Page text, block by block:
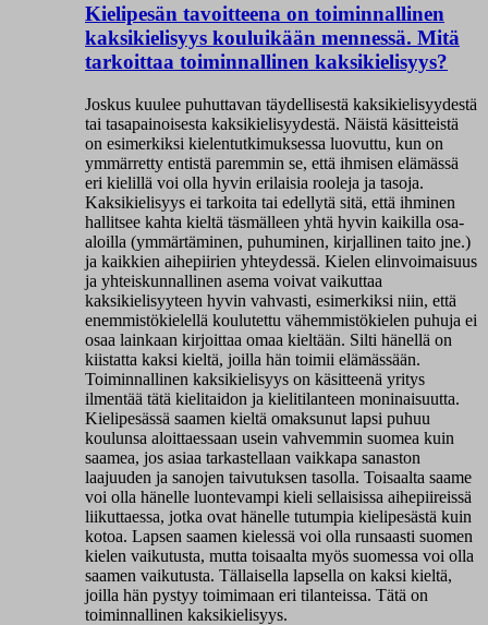
Kielipesän tavoitteena on toiminnallinen
kaksikielisyys kouluikään mennessä. Mitä
tarkoittaa toiminnallinen kaksikielisyys?
Joskus kuulee puhuttavan täydellisestä kaksikielisyydestä
tai tasapainoisesta kaksikielisyydestä. Näistä käsitteistä
on esimerkiksi kielentutkimuksessa luovuttu, kun on
ymmärretty entistä paremmin se, että ihmisen elämässä
eri kielillä voi olla hyvin erilaisia rooleja ja tasoja.
Kaksikielisyys ei tarkoita tai edellytä sitä, että ihminen
hallitsee kahta kieltä täsmälleen yhtä hyvin kaikilla osa-
aloilla (ymmärtäminen, puhuminen, kirjallinen taito jne.)
ja kaikkien aihepiirien yhteydessä. Kielen elinvoimaisuus
ja yhteiskunnallinen asema voivat vaikuttaa
kaksikielisyyteen hyvin vahvasti, esimerkiksi niin, että
enemmistökielellä koulutettu vähemmistökielen puhuja ei
osaa lainkaan kirjoittaa omaa kieltään. Silti hänellä on
kiistatta kaksi kieltä, joilla hän toimii elämässään.
Toiminnallinen kaksikielisyys on käsitteenä yritys
ilmentää tätä kielitaidon ja kielitilanteen moninaisuutta.
Kielipesässä saamen kieltä omaksunut lapsi puhuu
koulunsa aloittaessaan usein vahvemmin suomea kuin
saamea, jos asiaa tarkastellaan vaikkapa sanaston
laajuuden ja sanojen taivutuksen tasolla. Toisaalta saame
voi olla hänelle luontevampi kieli sellaisissa aihepiireissä
liikuttaessa, jotka ovat hänelle tutumpia kielipesästä kuin
kotoa. Lapsen saamen kielessä voi olla runsaasti suomen
kielen vaikutusta, mutta toisaalta myös suomessa voi olla
saamen vaikutusta. Tällaisella lapsella on kaksi kieltä,
joilla hän pystyy toimimaan eri tilanteissa. Tätä on
toiminnallinen kaksikielisyys.